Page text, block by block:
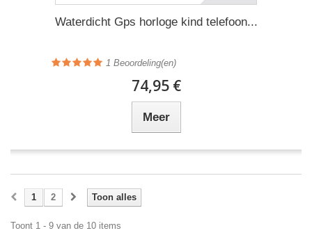
Waterdicht Gps horloge kind telefoon...
1 Beoordeling(en)
74,95 €
Meer
Toon alles
1 2
Toont 1 - 9 van de 10 items